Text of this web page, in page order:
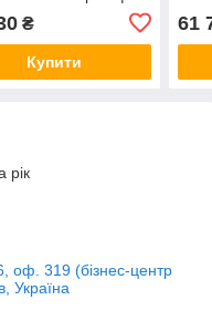
7 155H| 16 GB
GB SSD| Arc
₴
Купити
GB
6GB
61
рік
оф. 319 (бізнес-центр
Україна